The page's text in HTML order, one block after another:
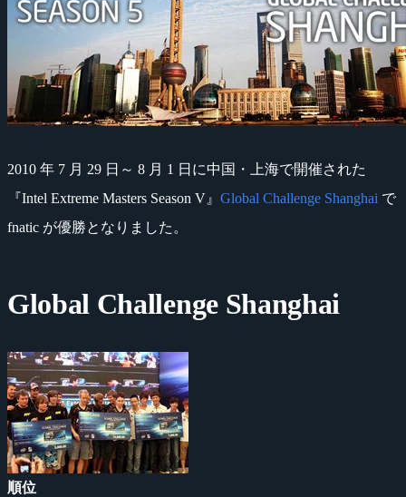
2010 年 7 月 29 日～ 8 月 1 日に中国・上海で開催された
『Intel Extreme Masters Season V』 Global Challenge Shanghai で
fnatic が優勝となりました。
Global Challenge Shanghai
順位